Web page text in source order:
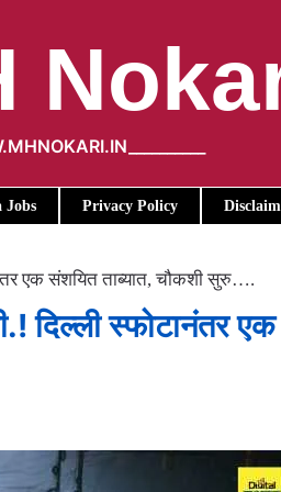
Privacy Policy
एक संशयित ताब्यात, चौकशी सुरु….
दिल्ली स्फोटानंतर एक